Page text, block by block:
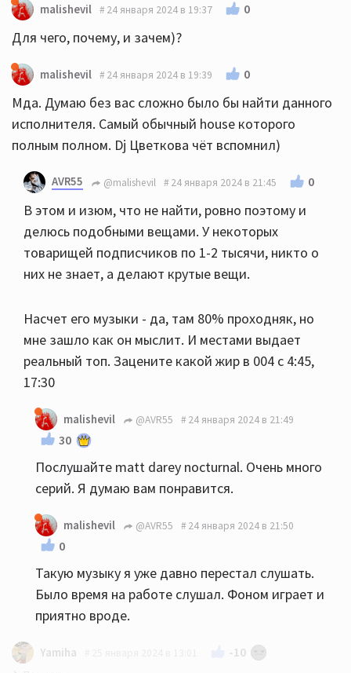
malishevil 24 января 2024 в 19:37 0
Для чего, почему, и зачем)?
malishevil 24 января 2024 в 19:39 0
Мда. Думаю без вас сложно было бы найти данного
исполнителя. Самый обычный house которого
полным полном. Dj Цветкова чёт вспомнил)
AVR55 @malishevil 24 января 2024 в 21:45 0
В этом и изюм, что не найти, ровно поэтому и
делюсь подобными вещами. У некоторых
товарищей подписчиков по 1-2 тысячи, никто о
них не знает, а делают крутые вещи.
Насчет его музыки - да, там 80% проходняк, но
мне зашло как он мыслит. И местами выдает
реальный топ. Зацените какой жир в 004 с 4:45,
17:30
malishevil @AVR55 24 января 2024 в 21:49
30
Послушайте matt darey nocturnal. Очень много
серий. Я думаю вам понравится.
malishevil @AVR55 24 января 2024 в 21:50
0
Такую музыку я уже давно перестал слушать.
Было время на работе слушал. Фоном играет и
приятно вроде.
Yamiha -10